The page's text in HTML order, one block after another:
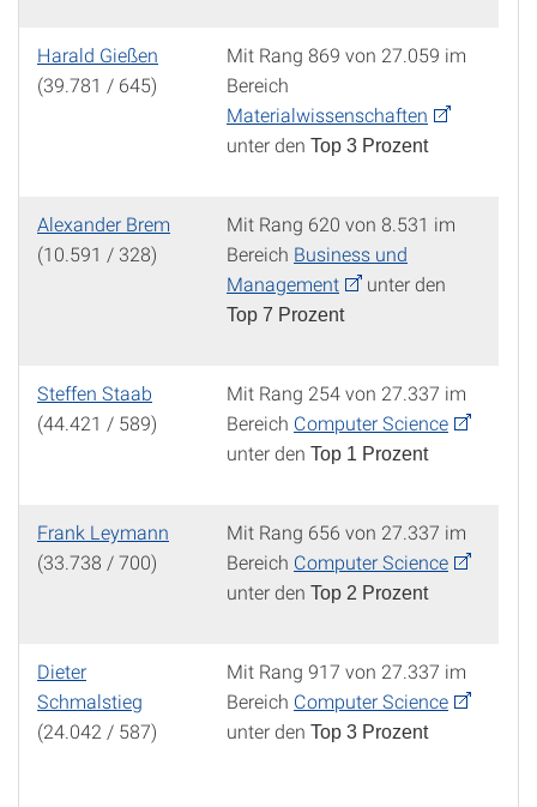
Harald Gießen
(39.781 / 645)
Mit Rang 869 von 27.059 im
Bereich
Materialwissenschaften
unter den Top 3 Prozent
Alexander Brem
(10.591 / 328)
Mit Rang 620 von 8.531 im
Bereich Business und
Management
unter den
Top 7 Prozent
Steffen Staab
(44.421 / 589)
Mit Rang 254 von 27.337 im
Bereich Computer Science
unter den Top 1 Prozent
Frank Leymann
(33.738 / 700)
Mit Rang 656 von 27.337 im
Bereich Computer Science
unter den Top 2 Prozent
Dieter
Schmalstieg
(24.042 / 587)
Mit Rang 917 von 27.337 im
Bereich Computer Science
unter den Top 3 Prozent